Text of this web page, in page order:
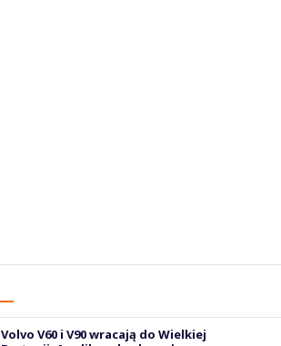
Volvo V60 i V90 wracają do Wielkiej